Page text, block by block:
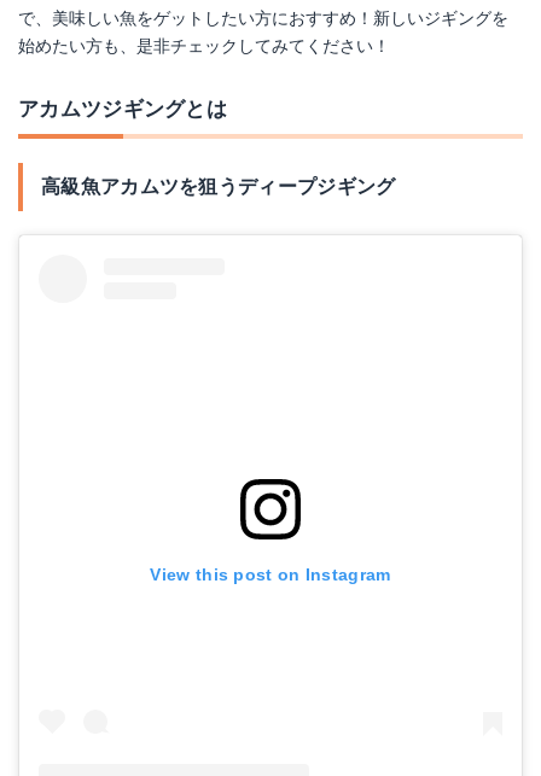
で、美味しい魚をゲットしたい方におすすめ！新しいジギングを
始めたい方も、是非チェックしてみてください！
アカムツジギングとは
高級魚アカムツを狙うディープジギング
View this post on Instagram